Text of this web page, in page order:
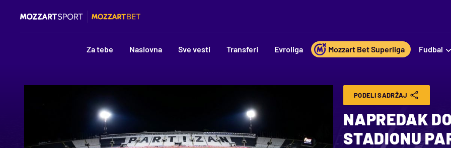
Za tebe Naslovna Sve vesti Transferi Evroliga Mozzart Bet Superliga Fudbal
PODELI SADRŽAJ
NAPREDAK
STADIONU